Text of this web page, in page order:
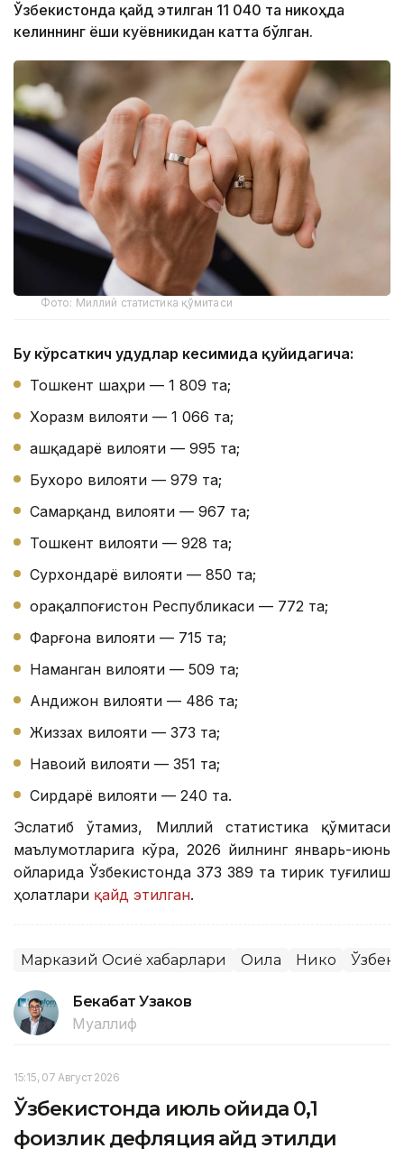
Ўзбекистонда қайд этилган 11 040 та никоҳда
келиннинг ёши куёвникидан катта бўлган.
Фото: Миллий статистика қўмитаси
Бу кўрсаткич ҳудудлар кесимида қуйидагича:
Тошкент шаҳри — 1 809 та;
Хоразм вилояти — 1 066 та;
Қашқадарё вилояти — 995 та;
Бухоро вилояти — 979 та;
Самарқанд вилояти — 967 та;
Тошкент вилояти — 928 та;
Сурхондарё вилояти — 850 та;
Қорақалпоғистон Республикаси — 772 та;
Фарғона вилояти — 715 та;
Наманган вилояти — 509 та;
Андижон вилояти — 486 та;
Жиззах вилояти — 373 та;
Навоий вилояти — 351 та;
Сирдарё вилояти — 240 та.
Эслатиб ўтамиз, Миллий статистика қўмитаси
маълумотларига кўра, 2026 йилнинг январь-июнь
ойларида Ўзбекистонда 373 389 та тирик туғилиш
ҳолатлари қайд этилган.
Марказий Осиё хабарлари Оила Никоҳ
Бекабат Узаков
Муаллиф
15:15, 07 Август 2026
Ўзбекистонда июль ойида 0,1
фоизлик дефляция қайд этилди